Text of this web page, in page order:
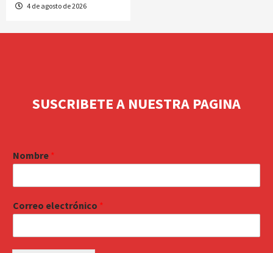
4 de agosto de 2026
SUSCRIBETE A NUESTRA PAGINA
Nombre *
Correo electrónico *